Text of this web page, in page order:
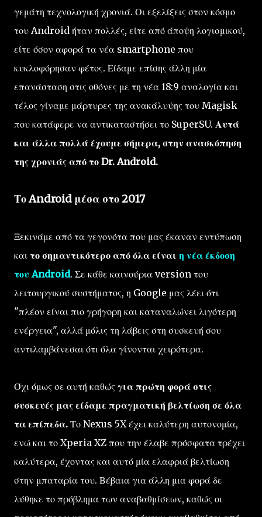
γεμάτη τεχνολογική χρονιά. Οι εξελίξεις στον κόσμο
του Android ήταν πολλές, είτε από άποψη λογισμικού,
είτε όσον αφορά τα νέα smartphone που
κυκλοφόρησαν φέτος. Είδαμε επίσης άλλη μία
επανάσταση στις οθόνες με τη νέα 18:9 αναλογία και
τέλος γίναμε μάρτυρες της ανακάλυψης του Magisk
που κατάφερε να αντικαταστήσει το SuperSU. Αυτά
και άλλα πολλά έχουμε σήμερα, στην ανασκόπηση
της χρονιάς από το Dr. Android.
Το Android μέσα στο 2017
Ξεκινάμε από τα γεγονότα που μας έκαναν εντύπωση
και το σημαντικότερο από όλα είναι η νέα έκδοση
του Android. Σε κάθε καινούρια version του
λειτουργικού συστήματος, η Google μας λέει ότι
"πλέον είναι πιο γρήγορη και καταναλώνει λιγότερη
ενέργεια", αλλά μόλις τη λάβεις στη συσκευή σου
αντιλαμβάνεσαι ότι όλα γίνονται χειρότερα.
Όχι όμως σε αυτή καθώς για πρώτη φορά στις
συσκευές μας είδαμε πραγματική βελτίωση σε όλα
τα επίπεδα. Το Nexus 5X έχει καλύτερη αυτονομία,
ενώ και το Xperia XZ που την έλαβε πρόσφατα τρέχει
καλύτερα, έχοντας και αυτό μία ελαφριά βελτίωση
στην μπαταρία του. Βέβαια για άλλη μια φορά δε
λύθηκε το πρόβλημα των αναβαθμίσεων, καθώς οι